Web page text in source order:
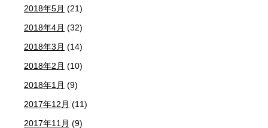
2018年5月 (21)
2018年4月 (32)
2018年3月 (14)
2018年2月 (10)
2018年1月 (9)
2017年12月 (11)
2017年11月 (9)